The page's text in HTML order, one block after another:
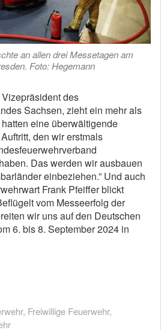
an allen drei Messetagen am
Foto: Hegemann
des
Sachsen, zieht ein mehr als
eine überwältigende
den wir erstmals
Das werden wir ausbauen
einbeziehen.” Und auch
Frank Pfeiffer blickt
vom Messeerfolg der
wir uns auf den Deutschen
6. bis 8. September 2024 in
, Freiwillige Feuerwehr,